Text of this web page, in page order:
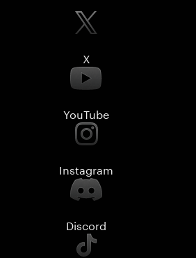
X
YouTube
Instagram
Discord